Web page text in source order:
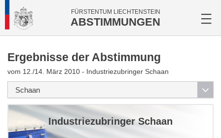
FÜRSTENTUM LIECHTENSTEIN
ABSTIMMUNGEN
Ergebnisse der Abstimmung
vom 12./14. März 2010 - Industriezubringer Schaan
Industriezubringer Schaan